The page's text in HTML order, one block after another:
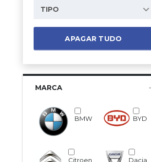
TIPO
APAGAR TUDO
MARCA
BMW BYD
Citroen Dacia